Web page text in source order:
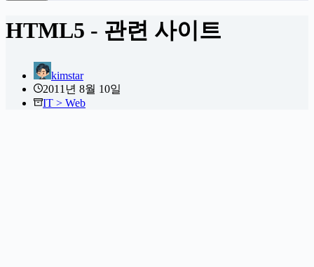
HTML5 - 관련 사이트
kimstar
2011년 8월 10일
IT > Web